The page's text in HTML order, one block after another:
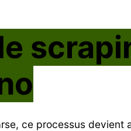
ce processus